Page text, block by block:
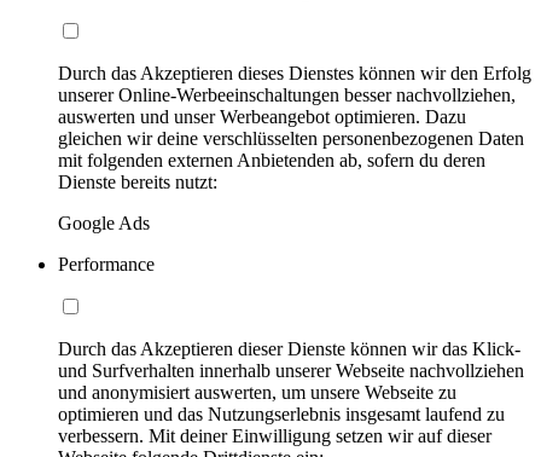
Durch das Akzeptieren dieses Dienstes können wir den Erfolg
unserer Online-Werbeeinschaltungen besser nachvollziehen,
auswerten und unser Werbeangebot optimieren. Dazu
gleichen wir deine verschlüsselten personenbezogenen Daten
mit folgenden externen Anbietenden ab, sofern du deren
Dienste bereits nutzt:
Google Ads
Performance
Durch das Akzeptieren dieser Dienste können wir das Klick-
und Surfverhalten innerhalb unserer Webseite nachvollziehen
und anonymisiert auswerten, um unsere Webseite zu
optimieren und das Nutzungserlebnis insgesamt laufend zu
verbessern. Mit deiner Einwilligung setzen wir auf dieser